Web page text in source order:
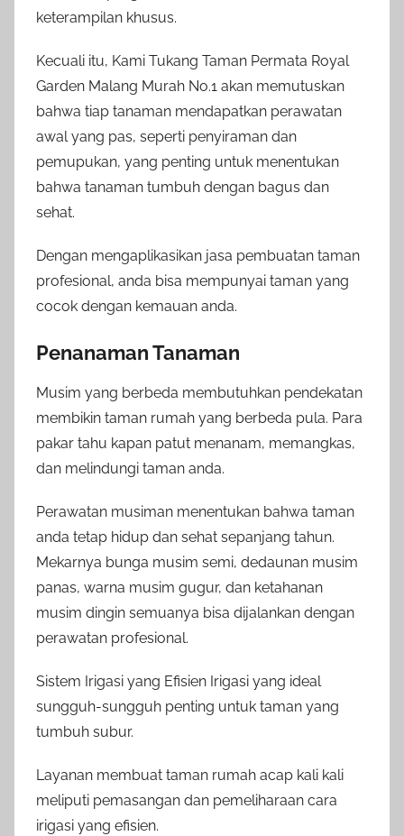
keterampilan khusus.
Kecuali itu, Kami Tukang Taman Permata Royal
Garden Malang Murah No.1 akan memutuskan
bahwa tiap tanaman mendapatkan perawatan
awal yang pas, seperti penyiraman dan
pemupukan, yang penting untuk menentukan
bahwa tanaman tumbuh dengan bagus dan
sehat.
Dengan mengaplikasikan jasa pembuatan taman
profesional, anda bisa mempunyai taman yang
cocok dengan kemauan anda.
Penanaman Tanaman
Musim yang berbeda membutuhkan pendekatan
membikin taman rumah yang berbeda pula. Para
pakar tahu kapan patut menanam, memangkas,
dan melindungi taman anda.
Perawatan musiman menentukan bahwa taman
anda tetap hidup dan sehat sepanjang tahun.
Mekarnya bunga musim semi, dedaunan musim
panas, warna musim gugur, dan ketahanan
musim dingin semuanya bisa dijalankan dengan
perawatan profesional.
Sistem Irigasi yang Efisien Irigasi yang ideal
sungguh-sungguh penting untuk taman yang
tumbuh subur.
Layanan membuat taman rumah acap kali kali
meliputi pemasangan dan pemeliharaan cara
irigasi yang efisien.